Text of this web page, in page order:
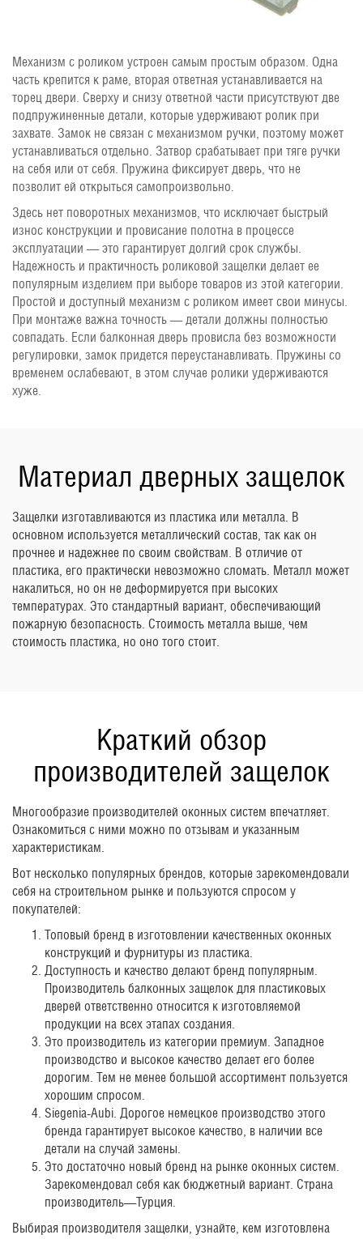
Механизм с роликом устроен самым простым образом. Одна
часть крепится к раме, вторая ответная устанавливается на
торец двери. Сверху и снизу ответной части присутствуют две
подпружиненные детали, которые удерживают ролик при
захвате. Замок не связан с механизмом ручки, поэтому может
устанавливаться отдельно. Затвор срабатывает при тяге ручки
на себя или от себя. Пружина фиксирует дверь, что не
позволит ей открыться самопроизвольно.
Здесь нет поворотных механизмов, что исключает быстрый
износ конструкции и провисание полотна в процессе
эксплуатации — это гарантирует долгий срок службы.
Надежность и практичность роликовой защелки делает ее
популярным изделием при выборе товаров из этой категории.
Простой и доступный механизм с роликом имеет свои минусы.
При монтаже важна точность — детали должны полностью
совпадать. Если балконная дверь провисла без возможности
регулировки, замок придется переустанавливать. Пружины со
временем ослабевают, в этом случае ролики удерживаются
хуже.
Материал дверных защелок
Защелки изготавливаются из пластика или металла. В
основном используется металлический состав, так как он
прочнее и надежнее по своим свойствам. В отличие от
пластика, его практически невозможно сломать. Металл может
накалиться, но он не деформируется при высоких
температурах. Это стандартный вариант, обеспечивающий
пожарную безопасность. Стоимость металла выше, чем
стоимость пластика, но оно того стоит.
Краткий обзор
производителей защелок
Многообразие производителей оконных систем впечатляет.
Ознакомиться с ними можно по отзывам и указанным
характеристикам.
Вот несколько популярных брендов, которые зарекомендовали
себя на строительном рынке и пользуются спросом у
покупателей:
Топовый бренд в изготовлении качественных оконных
конструкций и фурнитуры из пластика.
Доступность и качество делают бренд популярным.
Производитель балконных защелок для пластиковых
дверей ответственно относится к изготовляемой
продукции на всех этапах создания.
Это производитель из категории премиум. Западное
производство и высокое качество делает его более
дорогим. Тем не менее большой ассортимент пользуется
хорошим спросом.
Siegenia-Aubi. Дорогое немецкое производство этого
бренда гарантирует высокое качество, в наличии все
детали на случай замены.
Это достаточно новый бренд на рынке оконных систем.
Зарекомендовал себя как бюджетный вариант. Страна
производитель—Турция.
Выбирая производителя защелки, узнайте, кем изготовлена